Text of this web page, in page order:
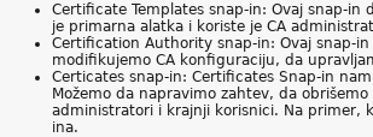
Certificate Templates snap-in: Ovaj snap-
je primarna alatka i koriste je CA
Certification Authority snap-in: Ovaj snap-
modifikujemo CA konfiguraciju, da
Certicates snap-in: Certificates Snap-in
Možemo da napravimo zahtev, da
administratori i krajnji korisnici. Na primer,
ina.